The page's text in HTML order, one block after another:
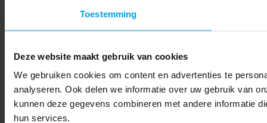
Toestemming
Deze website maakt gebruik van cookies
We gebruiken cookies om content en advertenties te
analyseren. Ook delen we informatie over uw gebruik van
kunnen deze gegevens combineren met andere informatie
hun services.